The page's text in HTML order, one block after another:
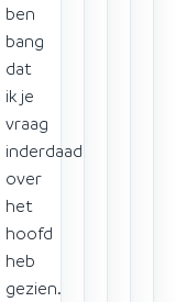
ben
bang
dat
ik je
vraag
inderdaad
over
het
hoofd
heb
gezien.